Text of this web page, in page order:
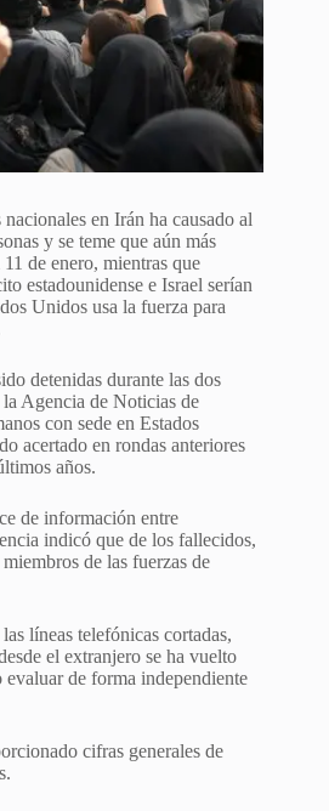
en Irán ha causado al
y se teme que aún más
de enero, mientras que
estadounidense e Israel serían
Unidos usa la fuerza para
detenidas durante las dos
la Agencia de Noticias de
con sede en Estados
acertado en rondas anteriores
años.
de información entre
indicó que de los fallecidos,
de las fuerzas de
líneas telefónicas cortadas,
el extranjero se ha vuelto
de forma independiente
cifras generales de